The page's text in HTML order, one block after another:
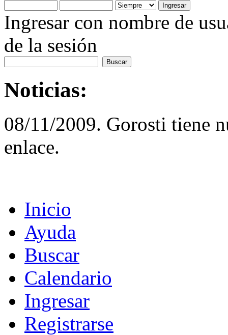
Ingresar con nombre de
de la sesión
Noticias:
08/11/2009. Gorosti tiene
enlace.
Inicio
Ayuda
Buscar
Calendario
Ingresar
Registrarse